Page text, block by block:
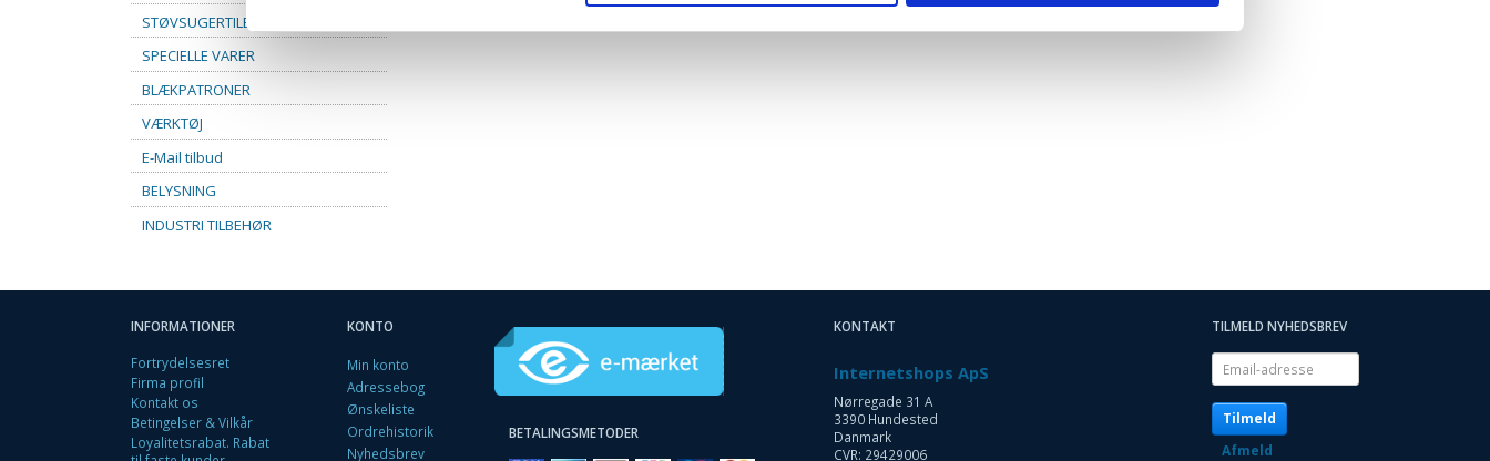
STØVSUGERTILBEHØR
SPECIELLE VARER
BLÆKPATRONER
VÆRKTØJ
E-Mail tilbud
BELYSNING
INDUSTRI TILBEHØR
INFORMATIONER
Fortrydelsesret
Firma profil
Kontakt os
Betingelser & Vilkår
Loyalitetsrabat. Rabat
KONTO
Min konto
Adressebog
Ønskeliste
Ordrehistorik
Nyhedsbrev
BETALINGSMETODER
KONTAKT
Internetshops ApS
Nørregade 31 A
3390 Hundested
Danmark
CVR: 29429006
TILMELD NYHEDSBREV
Email-
adresse
Tilmeld
Afmeld